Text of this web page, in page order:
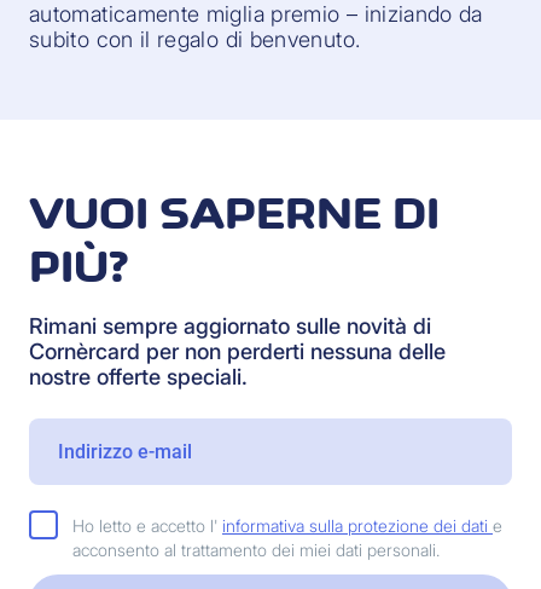
automaticamente miglia premio – iniziando da
subito con il regalo di benvenuto.
VUOI SAPERNE DI
PIÙ?
Rimani sempre aggiornato sulle novità di
Cornèrcard per non perderti nessuna delle
nostre offerte speciali.
Ho letto e accetto l' informativa sulla protezione dei dati e
acconsento al trattamento dei miei dati personali.